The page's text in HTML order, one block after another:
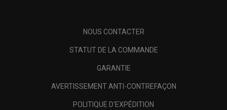
NOUS CONTACTER
STATUT DE LA COMMANDE
GARANTIE
AVERTISSEMENT ANTI-CONTREFAÇON
POLITIQUE D'EXPÉDITION